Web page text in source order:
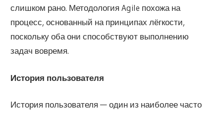
слишком рано. Методология Agile похожа на
процесс, основанный на принципах лёгкости,
поскольку оба они способствуют выполнению
задач вовремя.
История пользователя
История пользователя — один из наиболее часто